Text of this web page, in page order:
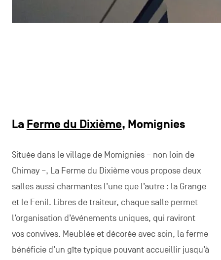
La Ferme du Dixième, Momignies
Située dans le village de Momignies – non loin de
Chimay –, La Ferme du Dixième vous propose deux
salles aussi charmantes l’une que l’autre : la Grange
et le Fenil. Libres de traiteur, chaque salle permet
l’organisation d’événements uniques, qui raviront
vos convives. Meublée et décorée avec soin, la ferme
bénéficie d’un gîte typique pouvant accueillir jusqu’à